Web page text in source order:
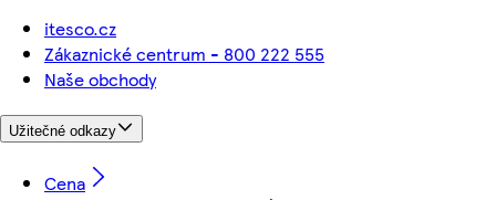
itesco.cz
Zákaznické centrum - 800 222 555
Naše obchody
Užitečné odkazy
Cena